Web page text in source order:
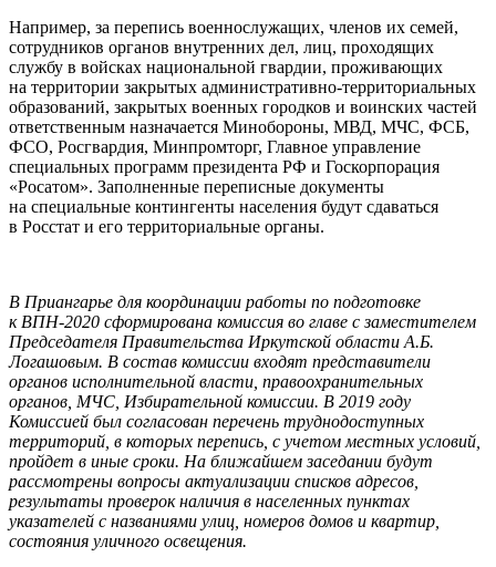
Например, за перепись военнослужащих, членов их семей,
сотрудников органов внутренних дел, лиц, проходящих
службу в войсках национальной гвардии, проживающих
на территории закрытых административно-территориальных
образований, закрытых военных городков и воинских частей
ответственным назначается Минобороны, МВД, МЧС, ФСБ,
ФСО, Росгвардия, Минпромторг, Главное управление
специальных программ президента РФ и Госкорпорация
«Росатом». Заполненные переписные документы
на специальные контингенты населения будут сдаваться
в Росстат и его территориальные органы.
В Приангарье для координации работы по подготовке
к ВПН-2020 сформирована комиссия во главе с заместителем
Председателя Правительства Иркутской области А.Б.
Логашовым. В состав комиссии входят представители
органов исполнительной власти, правоохранительных
органов, МЧС, Избирательной комиссии. В 2019 году
Комиссией был согласован перечень труднодоступных
территорий, в которых перепись, с учетом местных условий,
пройдет в иные сроки. На ближайшем заседании будут
рассмотрены вопросы актуализации списков адресов,
результаты проверок наличия в населенных пунктах
указателей с названиями улиц, номеров домов и квартир,
состояния уличного освещения.